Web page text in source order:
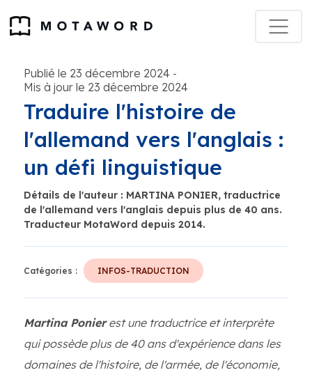
Publié le 23 décembre 2024 -
Mis à jour le 23 décembre 2024
Traduire l'histoire de
l'allemand vers l'anglais :
un défi linguistique
Détails de l'auteur : MARTINA PONIER, traductrice
de l'allemand vers l'anglais depuis plus de 40 ans.
Traducteur MotaWord depuis 2014.
Catégories : INFOS-TRADUCTION
Martina Ponierest une traductrice et interprète
qui possède plus de 40 ans d'expérience dans les
domaines de l'histoire, de l'armée, de l'économie,